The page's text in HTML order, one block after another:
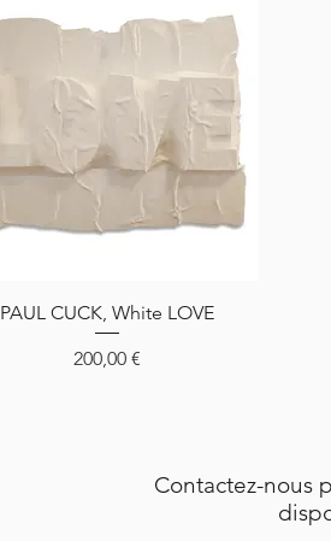
Aperçu rapide
PAUL CUCK, White LOVE
Prix
200,00 €
Contactez-nous